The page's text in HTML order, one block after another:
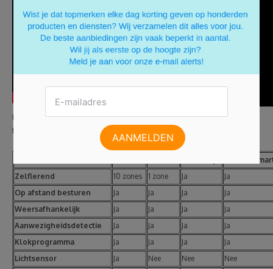
Hieronder vind je nog een klein overzicht van de belangrijkste
functies van bovenstaande thermostaten:
Slimme thermostaten
Zelflerend
10 zones 1 zone Ja
Ja
Op afstand besturen
Ja Ja Ja
Ja
Weersafhankelijk
Ja Ja Ja
Ja
Aanwezigheidsdetectie
Ja Ja Ja
Ja
Klokprogramma
Ja Ja Ja
Ja
Lichtsensor
Ja Nee Nee
Nee